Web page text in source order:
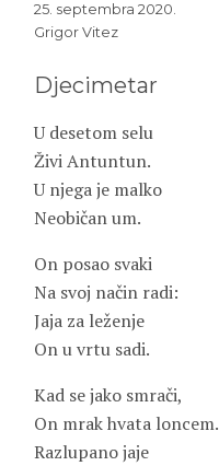
25. septembra 2020.
Grigor Vitez
Djecimetar
U desetom selu
Živi Antuntun.
U njega je malko
Neobičan um.
On posao svaki
Na svoj način radi:
Jaja za leženje
On u vrtu sadi.
Kad se jako smrači,
On mrak hvata loncem.
Razlupano jaje